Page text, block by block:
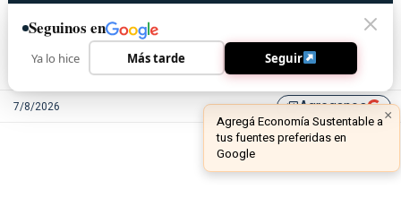
7/8/2026 library_addAgreganos
Seguinos en
Ya lo hice Más tarde Seguir